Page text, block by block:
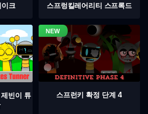
크 스프렁킬레어리티 스프록드
빈이 튜
스프런키 확정 단계 4